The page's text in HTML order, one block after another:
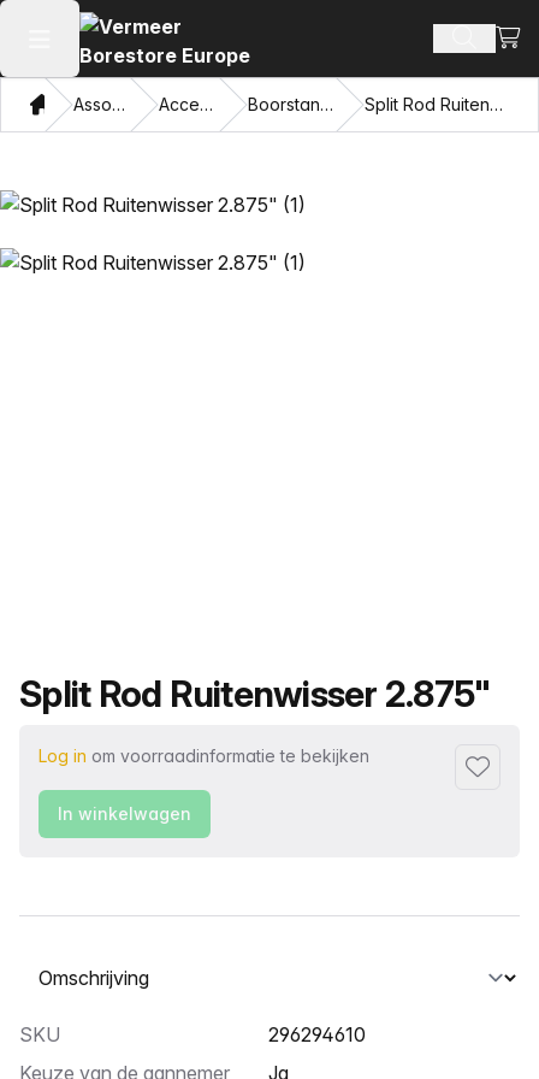
Hoofdmenu openen Zoek
Thuis Assortiment Accessoires Boorstangwissers Split Rod Ruitenwisser 2.875"
Productnaam
Split Rod Ruitenwisser 2.875"
Log in om voorraadinformatie te bekijken
In winkelwagen
Selecteer een tabblad
SKU
296294610
Keuze van de aannemer
Ja